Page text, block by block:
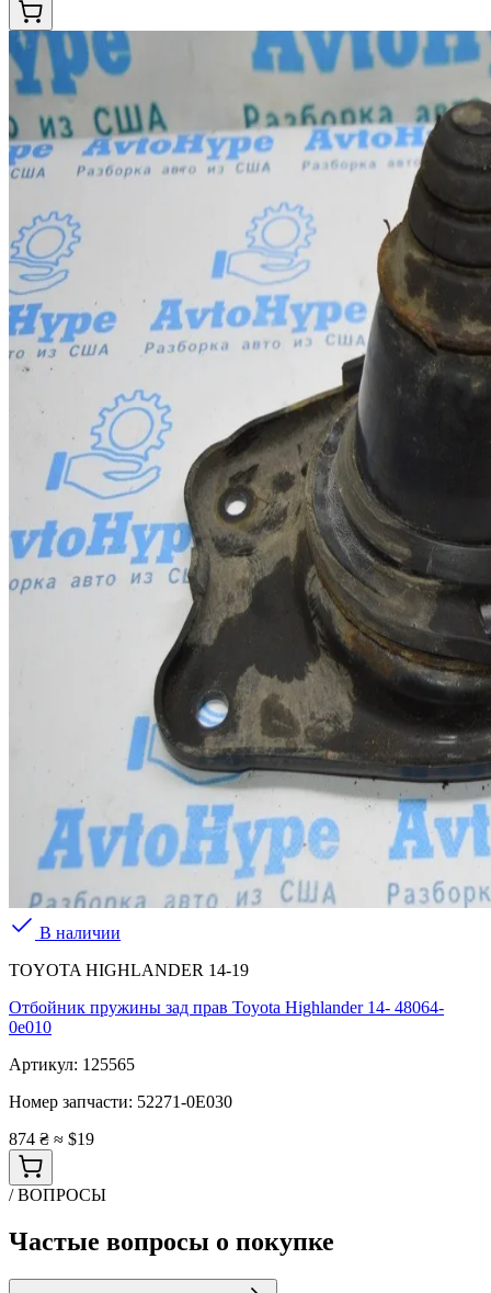
В наличии
TOYOTA HIGHLANDER 14-19
Отбойник пружины зад прав Toyota Highlander 14- 48064-
0e010
Артикул: 125565
Номер запчасти: 52271-0E030
874 ₴ ≈ $19
/ ВОПРОСЫ
Частые вопросы о покупке